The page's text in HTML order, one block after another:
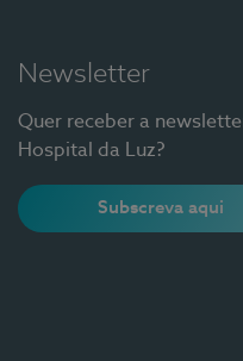
Newsletter
Quer receber a
Hospital da Luz?
Subscreva aqui